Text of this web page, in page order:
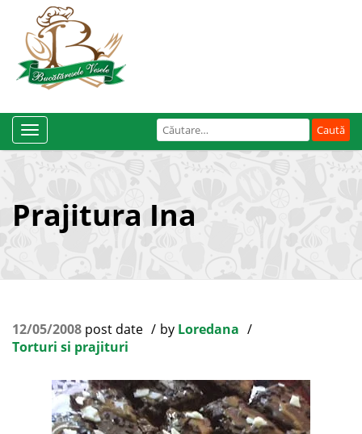
Caută
după:
Toggle
Navigation
Prajitura Ina
12/05/2008 post date by Loredana
Torturi si prajituri